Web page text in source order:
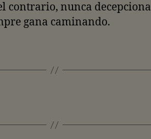
contrario, nunca
gana caminando.